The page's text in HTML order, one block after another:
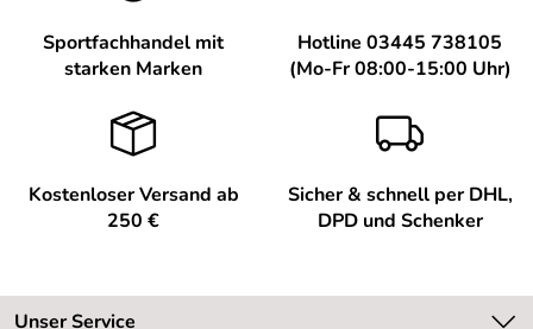
Sportfachhandel mit
starken Marken
Hotline 03445 738105
(Mo-Fr 08:00-15:00 Uhr)
Kostenloser Versand ab
250 €
Sicher & schnell per DHL,
DPD und Schenker
Unser Service